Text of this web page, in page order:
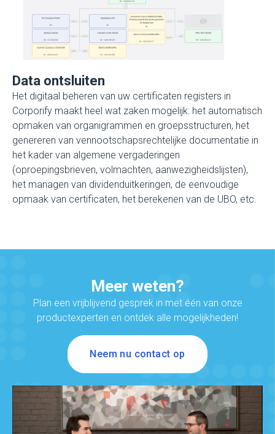
Data ontsluiten
Het digitaal beheren van uw certificaten registers in
Corporify maakt heel wat zaken mogelijk: het automatisch
opmaken van organigrammen en groepsstructuren, het
genereren van vennootschapsrechtelijke documentatie in
het kader van algemene vergaderingen
(oproepingsbrieven, volmachten, aanwezigheidslijsten),
het managen van dividenduitkeringen, de eenvoudige
opmaak van certificaten, het berekenen van de UBO, etc.
Meer weten?
Plan een vrijblijvend gesprek in met één van onze
productexperten en ontdek alle mogelijkheden!
Neem nu contact op